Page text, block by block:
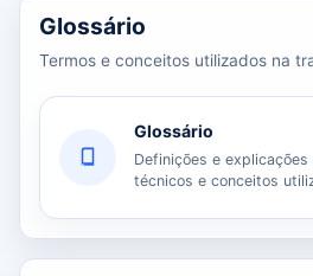
Glossário
Termos e conceitos utilizados na
Glossário
Definições e
técnicos e conceitos